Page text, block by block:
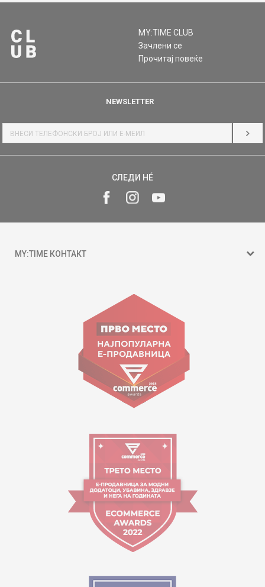
MY:TIME CLUB
Зачлени се
Прочитај повеќе
NEWSLETTER
СЛЕДИ НÉ
MY:TIME КОНТАКТ
ул. Гоце Николовски бр.74 Скопје
contact@mytime.mk
Работно време:
09:00 до 17:00